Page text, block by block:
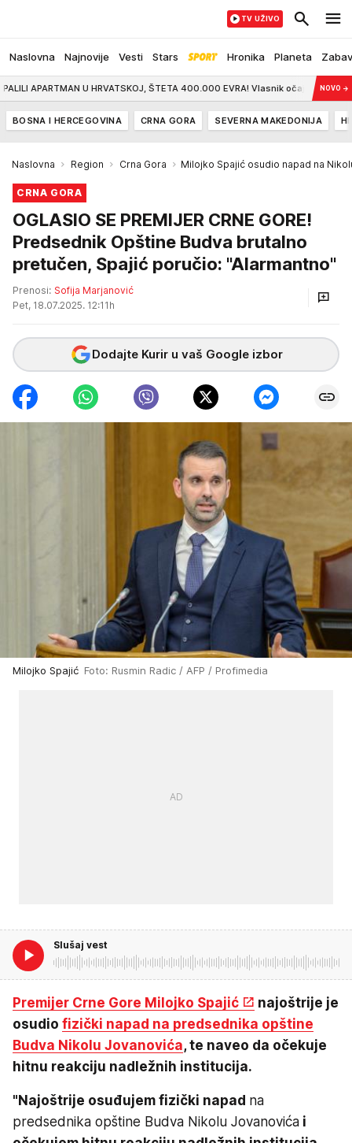
Naslovna Najnovije Vesti Stars Hronika Planeta
TV UŽIVO
U HRVATSKOJ, ŠTETA 400.000 EVRA! Vlasnik očajan, a onda mu
NOVO →
BOSNA I HERCEGOVINA CRNA GORA SEVERNA MAKEDONIJA
Naslovna Region Crna Gora Milojko Spajić osudio napad na
CRNA GORA
OGLASIO SE PREMIJER CRNE GORE!
Predsednik Opštine Budva brutalno
pretučen, Spajić poručio: "Alarmantno"
Prenosi: Sofija Marjanović
Pet, 18.07.2025. 12:11h
Dodajte Kurir u vaš Google izbor
Milojko Spajić Foto: Rusmin Radic / AFP / Profimedia
Slušaj vest
Premijer Crne Gore Milojko Spajić
najoštrije je
osudio fizički napad na predsednika opštine
Budva Nikolu Jovanovića, te naveo da očekuje
hitnu reakciju nadležnih institucija.
"Najoštrije osuđujem fizički napad na
predsednika opštine Budva Nikolu Jovanovića i